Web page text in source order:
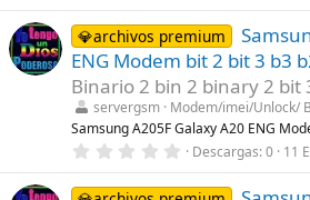
(
s
)
0
0
e
s
e
l
a
(
s
💎archivos premium
ENG Modem bit 2 bit 3 b3
Binario 2 bin 2 binary 2 bit
servergsm Modem/imei/Unlock/
Samsung A205F Galaxy A20 ENG
0
0
Descargas 0 11